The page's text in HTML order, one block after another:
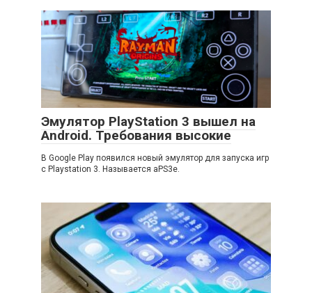
Эмулятор PlayStation 3 вышел на
Android. Требования высокие
В Google Play появился новый эмулятор для запуска игр
с Playstation 3. Называется aPS3e.